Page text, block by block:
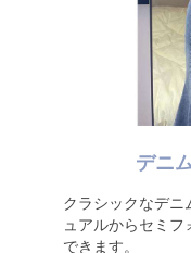
デニ
クラシックなデニ
ュアルからセミ
できます。